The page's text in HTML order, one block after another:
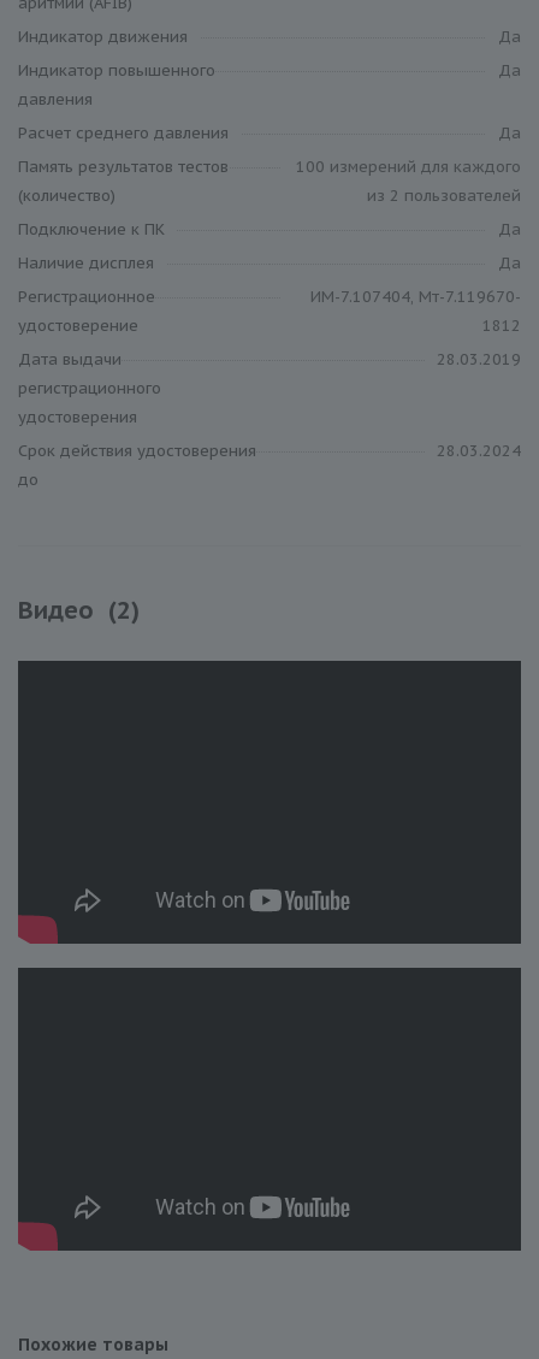
Индикатор движения
Да
Индикатор повышенного
давления
Да
Расчет среднего давления
Да
Память результатов тестов
(количество)
100 измерений для каждого
из 2 пользователей
Подключение к ПК
Да
Наличие дисплея
Да
Регистрационное
удостоверение
ИМ-7.107404, Мт-7.119670-
1812
Дата выдачи
регистрационного
удостоверения
28.03.2019
Срок действия удостоверения
до
28.03.2024
Видео (2)
Похожие товары